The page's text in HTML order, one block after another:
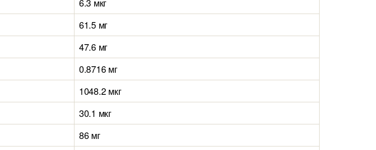
61.5 мг
47.6 мг
0.8716 мг
1048.2 мкг
30.1 мкг
86 мг